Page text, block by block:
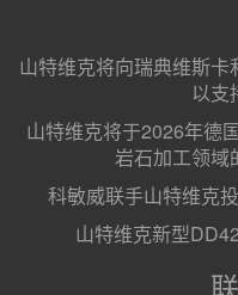
山特维克将向瑞典维斯
以支
山特维克将于2026年德
岩石加工领域
科敏威联手山特维克
山特维克新型